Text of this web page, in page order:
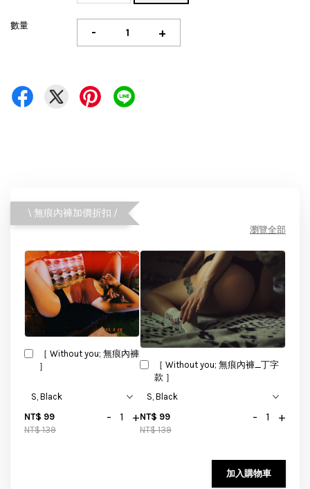
數量 - +
\ 無痕內褲加價折扣 /
瀏覽全部
［ Without you; 無痕內褲
］
NT$ 99
NT$ 139
- +
［ Without you; 無痕內褲_丁字
款 ］
NT$ 99
NT$ 139
- +
加入購物車